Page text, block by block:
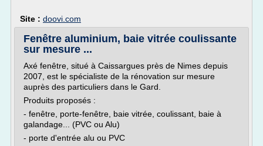
Site : doovi.com
Fenêtre aluminium, baie vitrée coulissante
sur mesure ...
Axé fenêtre, situé à Caissargues près de Nimes depuis
2007, est le spécialiste de la rénovation sur mesure
auprès des particuliers dans le Gard.
Produits proposés :
- fenêtre, porte-fenêtre, baie vitrée, coulissant, baie à
galandage... (PVC ou Alu)
- porte d'entrée alu ou PVC